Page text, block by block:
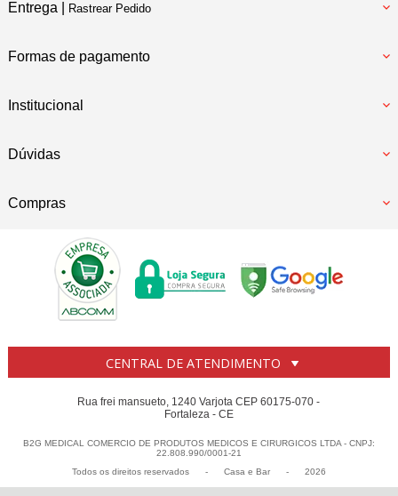
Entrega | Rastrear Pedido
Formas de pagamento
Institucional
Dúvidas
Compras
CENTRAL DE ATENDIMENTO
Rua frei mansueto, 1240 Varjota CEP 60175-070 -
Fortaleza - CE
B2G MEDICAL COMERCIO DE PRODUTOS MEDICOS E CIRURGICOS LTDA - CNPJ:
22.808.990/0001-21
Todos os direitos reservados
- Casa e Bar - 2026